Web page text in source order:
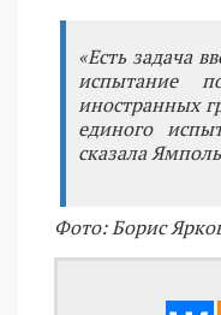
«Есть задача
испытание
иностранных
единого
сказала
Фото: Борис